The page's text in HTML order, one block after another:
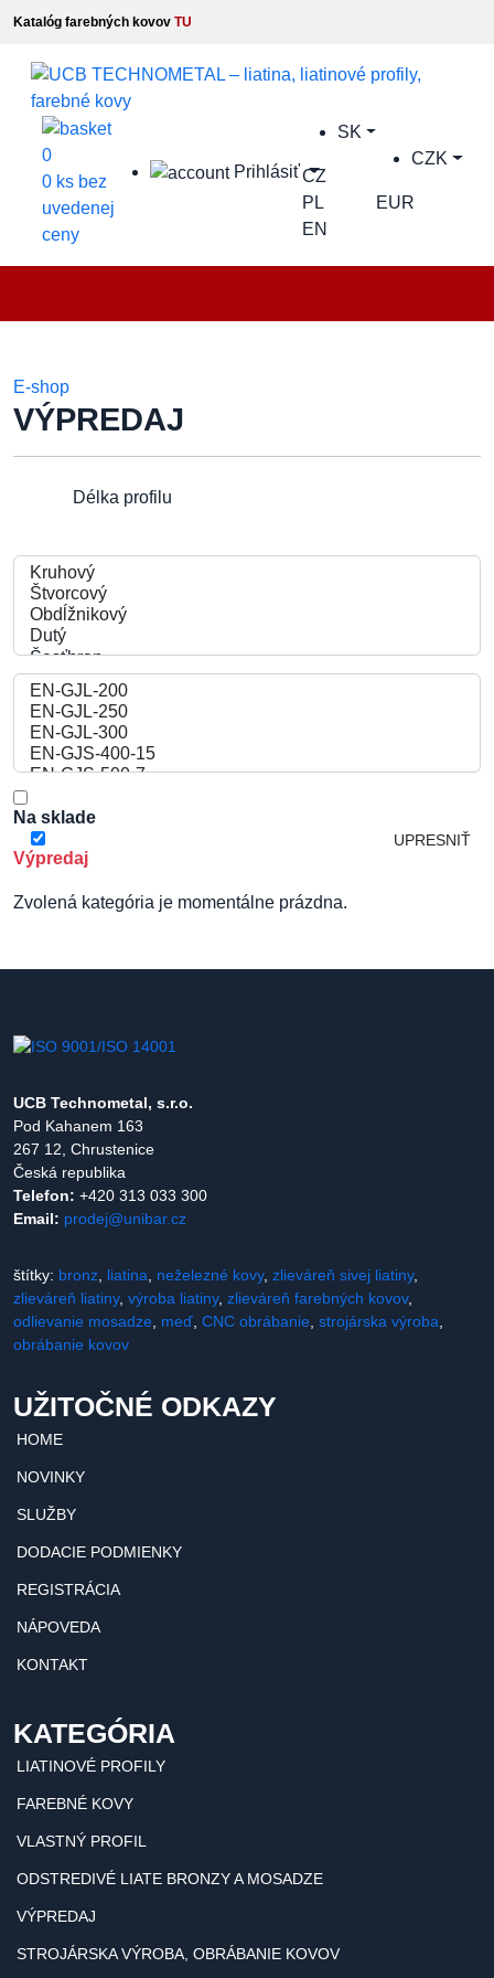
Katalóg farebných kovov TU
0
0 ks bez
uvedenej
ceny
Prihlásiť
SK
CZ
PL
EN
CZK
EUR
E-shop
VÝPREDAJ
Délka profilu
Na sklade
Výpredaj
Zvolená kategória je momentálne prázdna.
UCB Technometal, s.r.o.
Pod Kahanem 163
267 12, Chrustenice
Česká republika
Telefon: +420 313 033 300
Email: prodej@unibar.cz
štítky: bronz, liatina, neželezné kovy, zlieváreň sivej liatiny,
zlieváreň liatiny, výroba liatiny, zlieváreň farebných kovov,
odlievanie mosadze, meď, CNC obrábanie, strojárska výroba,
obrábanie kovov
UŽITOČNÉ ODKAZY
HOME
NOVINKY
SLUŽBY
DODACIE PODMIENKY
REGISTRÁCIA
NÁPOVEDA
KONTAKT
KATEGÓRIA
LIATINOVÉ PROFILY
FAREBNÉ KOVY
VLASTNÝ PROFIL
ODSTREDIVÉ LIATE BRONZY A MOSADZE
VÝPREDAJ
STROJÁRSKA VÝROBA, OBRÁBANIE KOVOV